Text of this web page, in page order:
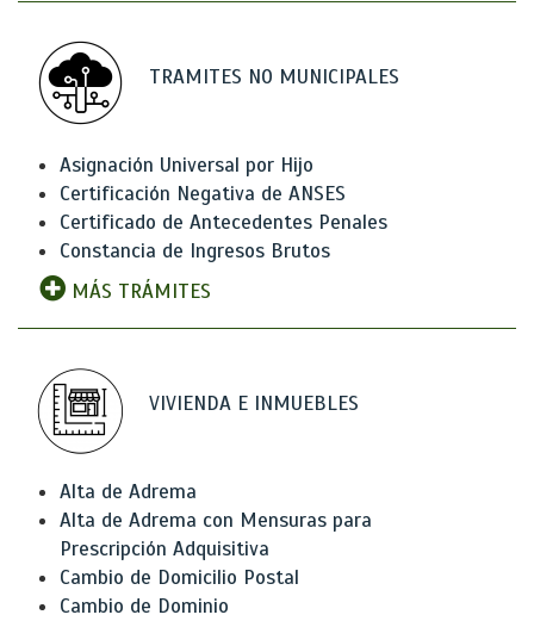
TRAMITES NO MUNICIPALES
Asignación Universal por Hijo
Certificación Negativa de ANSES
Certificado de Antecedentes Penales
Constancia de Ingresos Brutos
MÁS TRÁMITES
VIVIENDA E INMUEBLES
Alta de Adrema
Alta de Adrema con Mensuras para
Prescripción Adquisitiva
Cambio de Domicilio Postal
Cambio de Dominio